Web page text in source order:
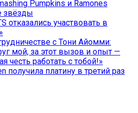
Pumpkins и Ramones
звёзды
отказались участвовать в
с Тони Айомми:
мой, за этот вызов и опыт —
честь работать с тобой!»
получила платину в третий раз